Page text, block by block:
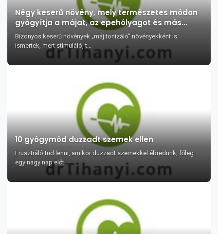
Négy keserű növény, mely természetes módon
gyógyítja a májat, az epehólyagot és más
emésztési bántalmakat
Bizonyos keserű növények „máj tonizáló” növényekként is
ismertek, mert stimuláló, t...
10 gyógymód duzzadt szemek ellen
Frusztráló tud lenni, amikor duzzadt szemekkel ébredünk, főleg
egy nagy nap előt...